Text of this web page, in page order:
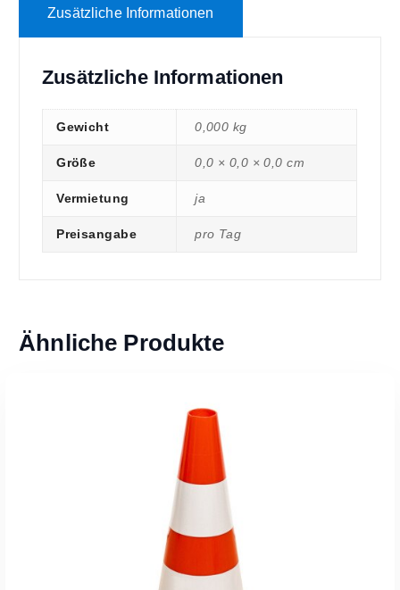
Zusätzliche Informationen
Zusätzliche Informationen
Gewicht 0,000 kg
Größe 0,0 × 0,0 × 0,0 cm
Vermietung ja
Preisangabe pro Tag
Ähnliche Produkte